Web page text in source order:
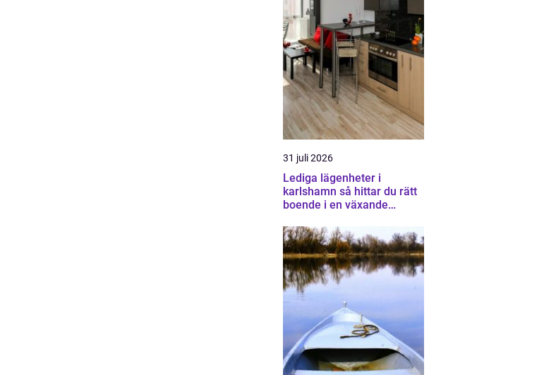
31 juli 2026
Lediga lägenheter i
karlshamn så hittar du rätt
boende i en växande